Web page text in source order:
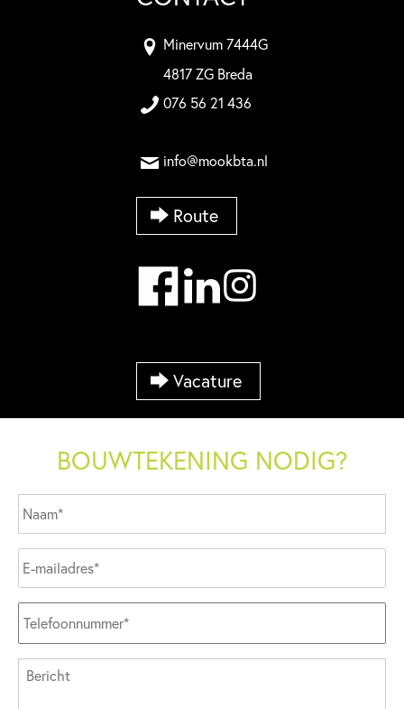
Minervum 7444G
4817 ZG Breda
076 56 21 436
info@mookbta.nl
Route
Vacature
BOUWTEKENING NODIG?